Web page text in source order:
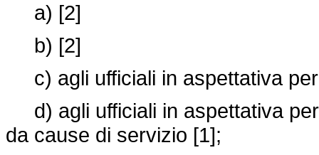
a) [2]
b) [2]
c) agli ufficiali in aspettativa
d) agli ufficiali in aspettativa
da cause di servizio [1];